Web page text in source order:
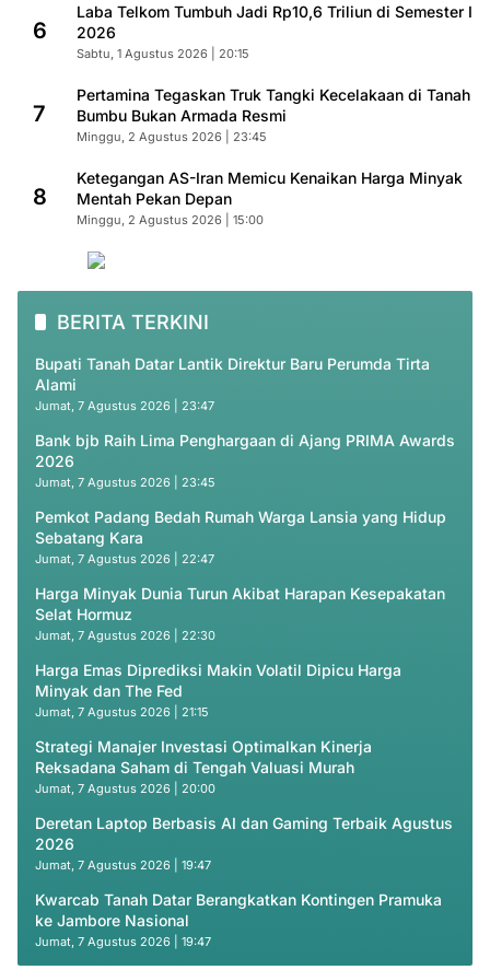
6
Laba Telkom Tumbuh Jadi Rp10,6 Triliun di Semester I
2026
Sabtu, 1 Agustus 2026 | 20:15
7
Pertamina Tegaskan Truk Tangki Kecelakaan di Tanah
Bumbu Bukan Armada Resmi
Minggu, 2 Agustus 2026 | 23:45
8
Ketegangan AS-Iran Memicu Kenaikan Harga Minyak
Mentah Pekan Depan
Minggu, 2 Agustus 2026 | 15:00
BERITA TERKINI
Bupati Tanah Datar Lantik Direktur Baru Perumda Tirta
Alami
Jumat, 7 Agustus 2026 | 23:47
Bank bjb Raih Lima Penghargaan di Ajang PRIMA Awards
2026
Jumat, 7 Agustus 2026 | 23:45
Pemkot Padang Bedah Rumah Warga Lansia yang Hidup
Sebatang Kara
Jumat, 7 Agustus 2026 | 22:47
Harga Minyak Dunia Turun Akibat Harapan Kesepakatan
Selat Hormuz
Jumat, 7 Agustus 2026 | 22:30
Harga Emas Diprediksi Makin Volatil Dipicu Harga
Minyak dan The Fed
Jumat, 7 Agustus 2026 | 21:15
Strategi Manajer Investasi Optimalkan Kinerja
Reksadana Saham di Tengah Valuasi Murah
Jumat, 7 Agustus 2026 | 20:00
Deretan Laptop Berbasis AI dan Gaming Terbaik Agustus
2026
Jumat, 7 Agustus 2026 | 19:47
Kwarcab Tanah Datar Berangkatkan Kontingen Pramuka
ke Jambore Nasional
Jumat, 7 Agustus 2026 | 19:47